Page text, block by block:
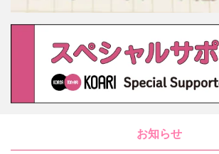
お知らせ